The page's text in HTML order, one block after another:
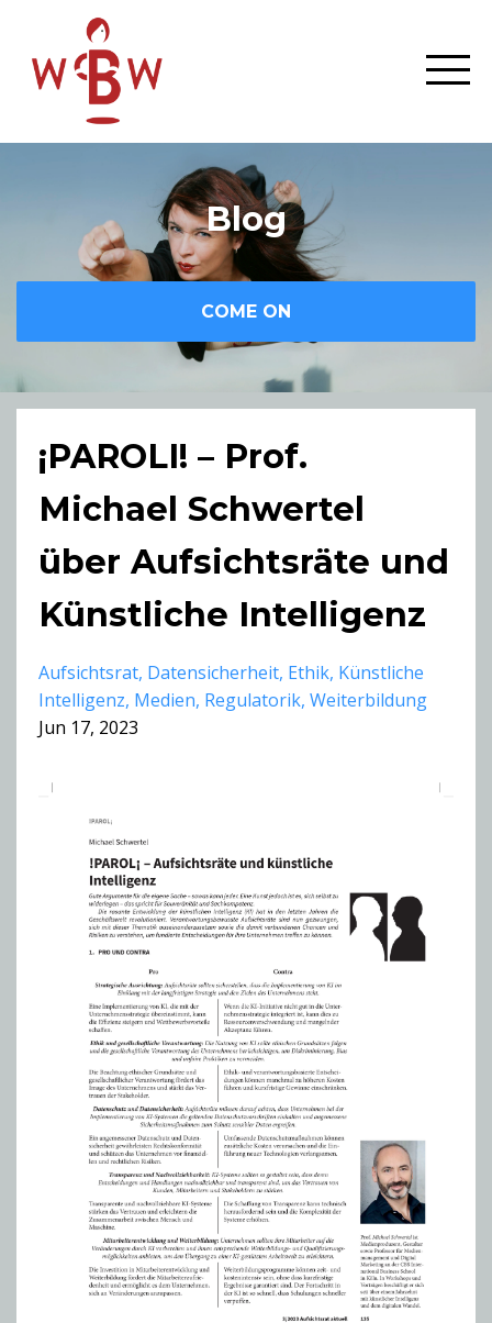
Blog
COME ON
¡PAROLI! – Prof.
Michael Schwertel
über Aufsichtsräte und
Künstliche Intelligenz
Aufsichtsrat Datensicherheit Ethik Künstliche
Intelligenz Medien Regulatorik Weiterbildung
Jun 17, 2023